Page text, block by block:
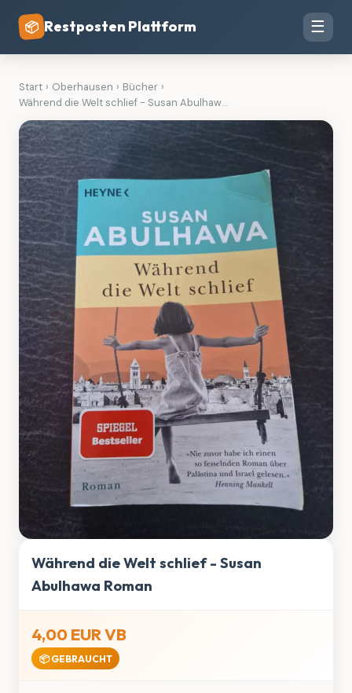
📦 Restposten Plattform ☰
Start › Oberhausen › Bücher ›
Während die Welt schlief - Susan Abulhaw...
Während die Welt schlief - Susan
Abulhawa Roman
4,00 EUR VB
📦 GEBRAUCHT